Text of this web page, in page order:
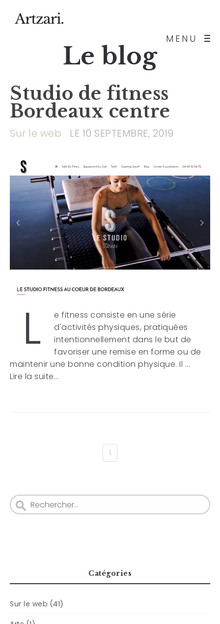
MENU
Le blog
Studio de fitness
Bordeaux centre
Sur le web LE 10 SEPTEMBRE, 2019
L
e fitness consiste en une série
d'activités physiques, pratiquées
intentionnellement dans le but de
favoriser une remise en forme ou de
maintenir une bonne condition physique. Il ...
Lire la suite...
1
Catégories
Sur le web (41)